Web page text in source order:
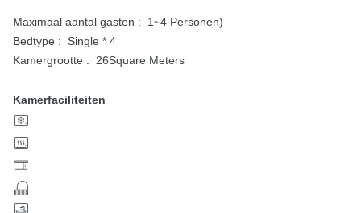
Maximaal aantal gasten :
1~4 Personen)
Bedtype :
Single * 4
Kamergrootte :
26Square Meters
Kamerfaciliteiten